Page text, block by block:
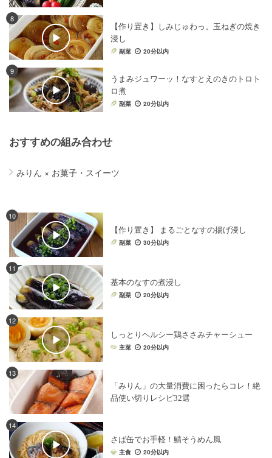
8
【作り置き】しみじゅわっ。玉ねぎの焼き
浸し
副菜 20分以内
9
うまみジュワーッ！なすとえのきのトロト
ロ煮
副菜 20分以内
おすすめの組み合わせ
みりん × お菓子・スイーツ
10
【作り置き】 まるごとなすの揚げ浸し
副菜 30分以内
11
基本のなすの煮浸し
副菜 20分以内
12
しっとりヘルシー鶏ささみチャーシュー
主菜 20分以内
13
「みりん」の大量消費に困ったらコレ！絶
品使い切りレシピ32選
14
さば缶でお手軽！鯖そうめん風
主食 20分以内